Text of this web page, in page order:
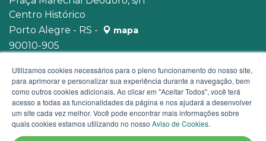
Centro Histórico
Porto Alegre - RS -
mapa
90010-905
Utilizamos cookies necessários para o pleno funcionamento do nosso site,
para aprimorar e personalizar sua experiência durante a navegação, bem
como outros cookies adicionais. Ao clicar em "Aceitar Todos", você terá
acesso a todas as funcionalidades da página e nos ajudará a desenvolver
um site cada vez melhor. Você pode encontrar mais informações sobre
quais cookies estamos utilizando no nosso Aviso de Cookies.